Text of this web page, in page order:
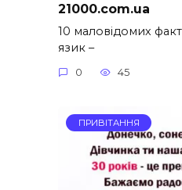
21000.com.ua
10 маловідомих
язик –
0 45
ПРИВІТАННЯ